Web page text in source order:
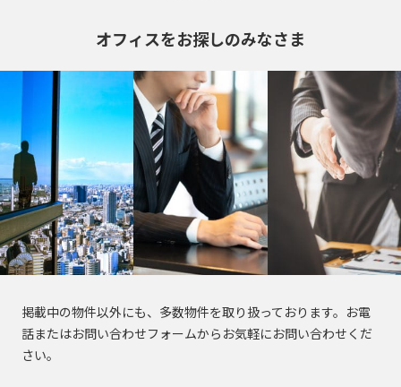
オフィスをお探しのみなさま
掲載中の物件以外にも、多数物件を取り扱っております。お電
話またはお問い合わせフォームからお気軽にお問い合わせくだ
さい。